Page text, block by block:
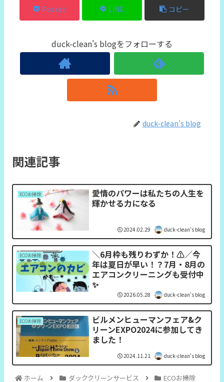
Pocket LINE コピー
duck-clean's blogをフォローする
duck-clean's blog
関連記事
ECOお掃除
愛情のパワーは私たちの人生を
輝かせる力になる
2024.02.29 duck-clean's blog
ECOお掃除
＼6月枠も残りわずか！⚠️／今
年は夏日が早い！？7月・8月の
エアコンクリーニングも受付中
✨
2026.05.28 duck-clean's blog
ECOお掃除
ビルメンヒューマンフェア&ク
リーンEXPO2024に参加してき
ました！
2024.11.21 duck-clean's blog
ホーム ダッククリーンサービス ECOお掃除